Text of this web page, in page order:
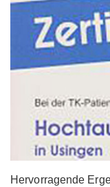
Hervorragende